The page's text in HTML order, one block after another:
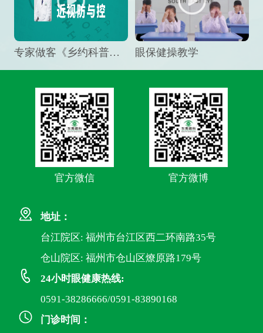
专家做客《乡约科普》栏目，预防孩子近视竟然这么“简单” 眼保健操教学
官方微信 官方微博
地址：
台江院区: 福州市台江区西二环南路35号
仓山院区: 福州市仓山区燎原路179号
24小时眼健康热线:
0591-38286666/0591-83890168
门诊时间：